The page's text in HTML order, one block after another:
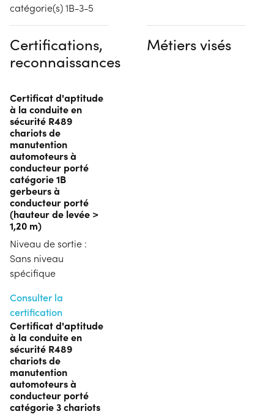
catégorie(s) 1B-3-5
Certifications,
reconnaissances
Certificat d'aptitude
à la conduite en
sécurité R489
chariots de
manutention
automoteurs à
conducteur porté
catégorie 1B
gerbeurs à
conducteur porté
(hauteur de levée >
1,20 m)
Niveau de sortie :
Sans niveau
spécifique
Consulter la
certification
Certificat d'aptitude
à la conduite en
sécurité R489
chariots de
manutention
automoteurs à
conducteur porté
catégorie 3 chariots
Métiers visés